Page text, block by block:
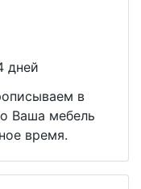
дней
в
Ваша мебель
время.